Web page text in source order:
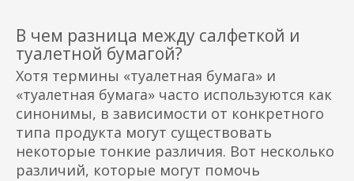
В чем разница между салфеткой и
туалетной бумагой?
Хотя термины «туалетная бумага» и
«туалетная бумага» часто используются как
синонимы, в зависимости от конкретного
типа продукта могут существовать
некоторые тонкие различия. Вот несколько
различий, которые могут помочь